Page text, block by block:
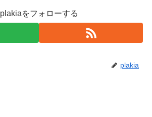
plakiaをフォローする
plakia